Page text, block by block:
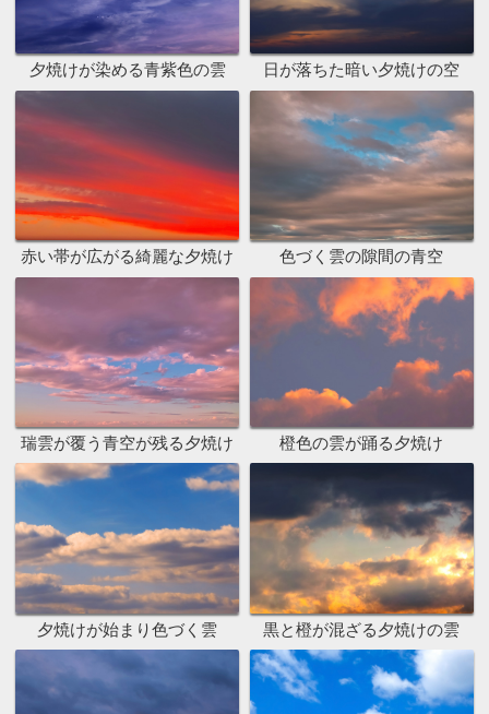
夕焼けが染める青紫色の雲 日が落ちた暗い夕焼けの空
赤い帯が広がる綺麗な夕焼け 色づく雲の隙間の青空
瑞雲が覆う青空が残る夕焼け 橙色の雲が踊る夕焼け
夕焼けが始まり色づく雲 黒と橙が混ざる夕焼けの雲